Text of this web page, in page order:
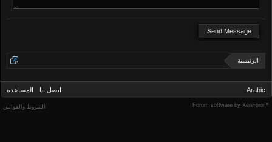
الرئيسية
Arabic اتصل بنا المساعدة
الشروط والقوانين Forum software by XenForo™